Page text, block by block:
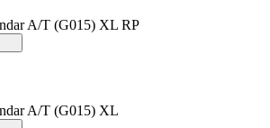
A/T (G015) XL RP
A/T (G015) XL